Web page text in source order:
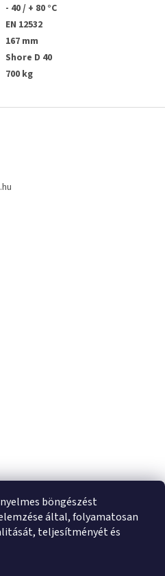
böngészést
által, folyamatosan
teljesítményét és
- 40 / + 80 °C
EN 12532
167 mm
Shore D 40
700 kg